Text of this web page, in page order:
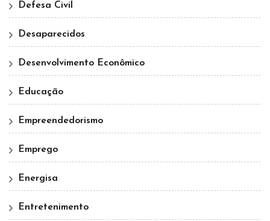
Defesa Civil
Desaparecidos
Desenvolvimento Econômico
Educação
Empreendedorismo
Emprego
Energisa
Entretenimento